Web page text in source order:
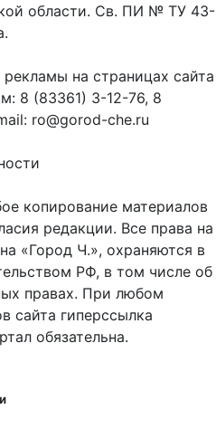
области. Св. ПИ № ТУ 43-
на страницах сайта
8 (83361) 3-12-76, 8
ro@gorod-che.ru
копирование материалов
редакции. Все права на
«Город Ч.», охраняются в
РФ, в том числе об
правах. При любом
сайта гиперссылка
обязательна.